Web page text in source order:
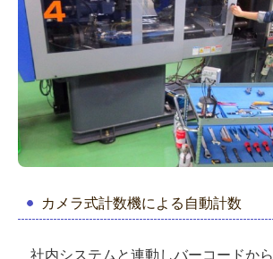
カメラ式計数機による自動計数
社内システムと連動しバーコードから